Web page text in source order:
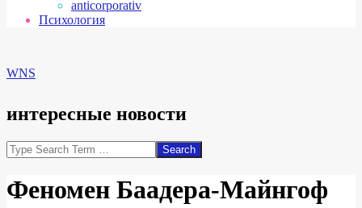
anticorporativ
Психология
WNS
интересные новости
Search
Феномен Баадера-Майнгоф